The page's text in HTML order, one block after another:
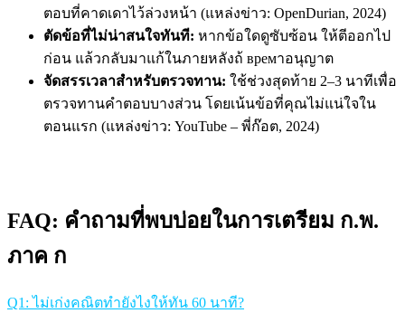
ตอบที่คาดเดาไว้ล่วงหน้า (แหล่งข่าว: OpenDurian, 2024)
ตัดข้อที่ไม่น่าสนใจทันที: หากข้อใดดูซับซ้อน ให้ตีออกไป
ก่อน แล้วกลับมาแก้ในภายหลังถ้ времาอนุญาต
จัดสรรเวลาสำหรับตรวจทาน: ใช้ช่วงสุดท้าย 2–3 นาทีเพื่อ
ตรวจทานคำตอบบางส่วน โดยเน้นข้อที่คุณไม่แน่ใจใน
ตอนแรก (แหล่งข่าว: YouTube – พี่ก๊อต, 2024)
FAQ: คำถามที่พบบ่อยในการเตรียม ก.พ.
ภาค ก
Q1: ไม่เก่งคณิตทำยังไงให้ทัน 60 นาที?